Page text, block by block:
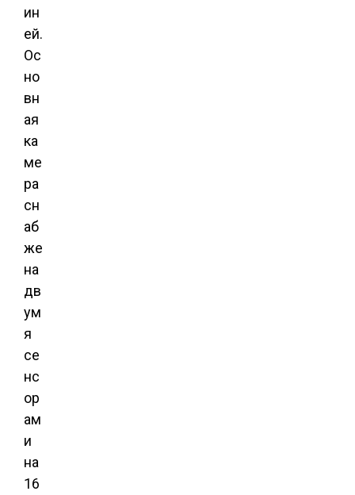
ин
ей.
Ос
но
вн
ая
ка
ме
ра
сн
аб
же
на
дв
ум
я
се
нс
ор
ам
и
на
16